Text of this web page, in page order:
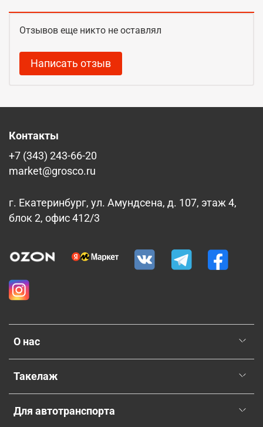
Отзывов еще никто не оставлял
Написать отзыв
О нас
Такелаж
Для автотранспорта
Контакты
+7 (343) 243-66-20
market@grosco.ru
г. Екатеринбург, ул. Амундсена, д. 107, этаж 4,
блок 2, офис 412/3